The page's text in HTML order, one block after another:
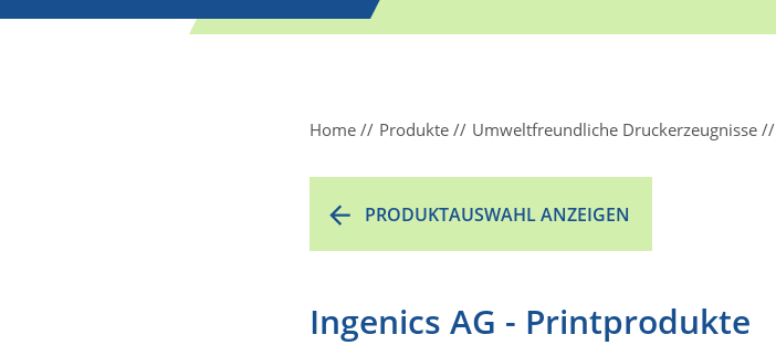
Home Produkte Umweltfreundliche Druckerzeugnisse
PRODUKTAUSWAHL ANZEIGEN
Ingenics AG - Printprodukte